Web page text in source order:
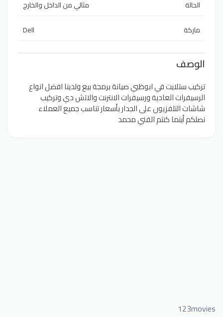
الحالة
مثالي من الداخل والخارج
ماركة
Dell
الوصف
تركيب ستلايت في ابوظبي صيانة برمجة بيع ولدينا افضل انواع
الرسيفرات العادية ورسيفرات الانترنت والاتش دي وتركيب
شاشات التلفزيون على الجدار بأسعار تناسب جميع العملاء
نصلكم أينما كنتم الفني محمد
123movies